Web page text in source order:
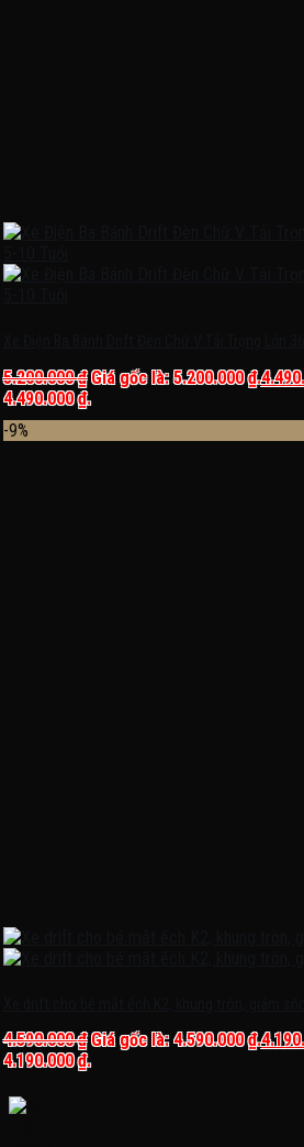
5.200.000₫ Giá gốc là: 5.200.000 ₫.
4.490.000 ₫.
-9%
4.590.000₫ Giá gốc là: 4.590.000 ₫.
4.190.000 ₫.